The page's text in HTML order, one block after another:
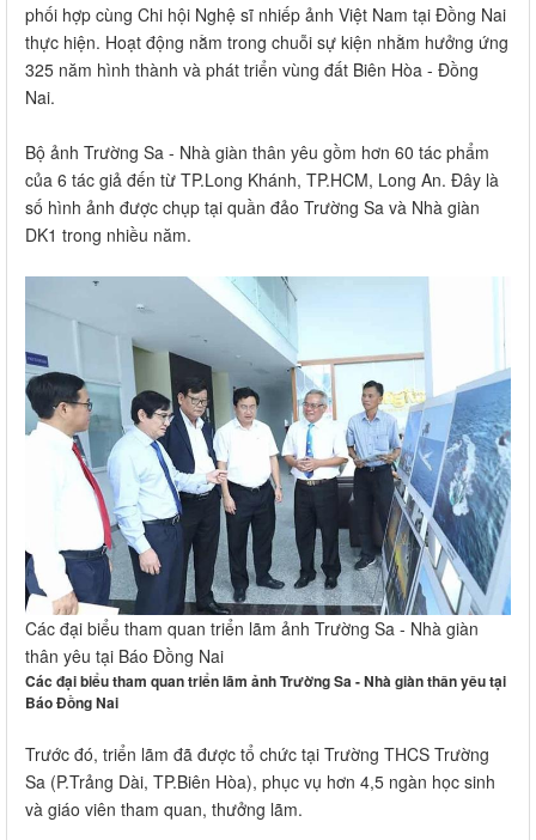
phối hợp cùng Chi hội Nghệ sĩ nhiếp ảnh Việt Nam tại Đồng Nai
thực hiện. Hoạt động nằm trong chuỗi sự kiện nhằm hưởng ứng
325 năm hình thành và phát triển vùng đất Biên Hòa - Đồng
Nai.
Bộ ảnh Trường Sa - Nhà giàn thân yêu gồm hơn 60 tác phẩm
của 6 tác giả đến từ TP.Long Khánh, TP.HCM, Long An. Đây là
số hình ảnh được chụp tại quần đảo Trường Sa và Nhà giàn
DK1 trong nhiều năm.
Các đại biểu tham quan triển lãm ảnh Trường Sa - Nhà giàn
thân yêu tại Báo Đồng Nai
Các đại biểu tham quan triển lãm ảnh Trường Sa - Nhà giàn thân yêu tại
Báo Đồng Nai
Trước đó, triển lãm đã được tổ chức tại Trường THCS Trường
Sa (P.Trảng Dài, TP.Biên Hòa), phục vụ hơn 4,5 ngàn học sinh
và giáo viên tham quan, thưởng lãm.